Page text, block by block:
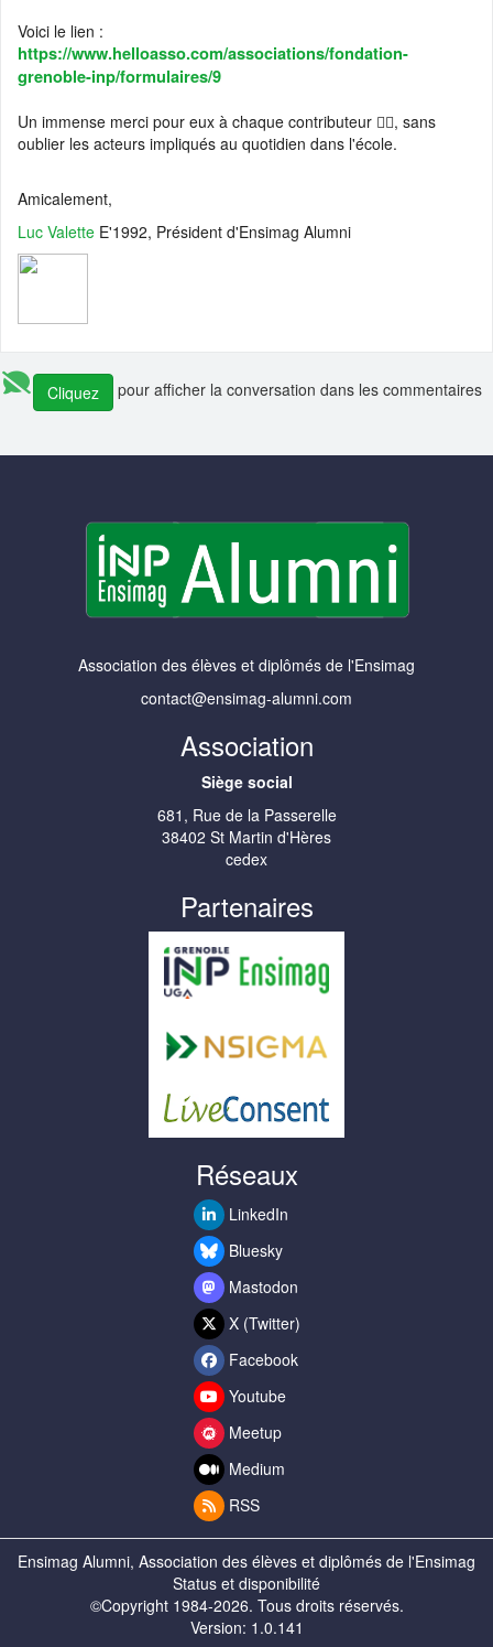
Voici le lien :
https://www.helloasso.com/associations/fondation-
grenoble-inp/formulaires/9
Un immense merci pour eux à chaque contributeur 👍🏼, sans
oublier les acteurs impliqués au quotidien dans l'école.
Amicalement,
Luc Valette E'1992, Président d'Ensimag Alumni
Cliquez pour afficher la conversation dans les commentaires
Association des élèves et diplômés de l'Ensimag
contact@ensimag-alumni.com
Association
Siège social
681, Rue de la Passerelle
38402 St Martin d'Hères
cedex
Partenaires
Réseaux
LinkedIn
Bluesky
Mastodon
X (Twitter)
Facebook
Youtube
Meetup
Medium
RSS
Ensimag Alumni, Association des élèves et diplômés de l'Ensimag
Status et disponibilité
©Copyright 1984-2026. Tous droits réservés.
Version: 1.0.141